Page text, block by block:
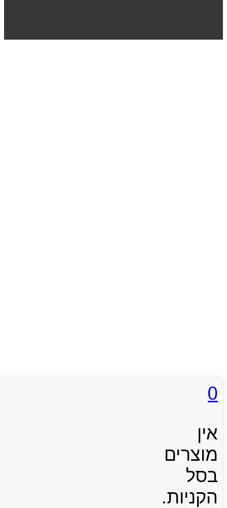
0
אין
מוצרים
בסל
הקניות.